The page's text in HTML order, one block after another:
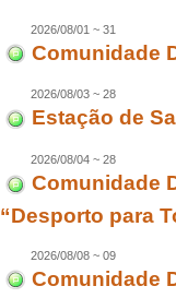
2026/08/01 ~ 31
Comunidade
2026/08/03 ~ 28
Estação de
2026/08/04 ~ 28
Comunidade
“Desporto para
2026/08/08 ~ 09
Comunidade